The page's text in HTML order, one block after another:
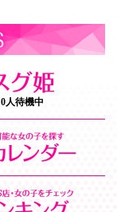
0人待機中